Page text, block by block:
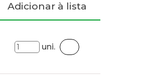
Adicionar à lista
uni.